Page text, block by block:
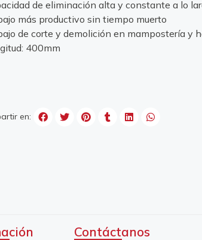
de eliminación alta y constante a lo
más productivo sin tiempo muerto
de corte y demolición en mampostería y
400mm
en:
Contáctanos